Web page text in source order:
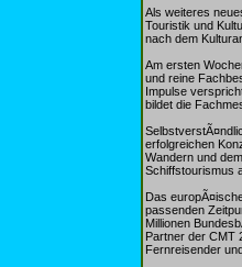
Als weiteres
Touristik und
nach dem
Am ersten
und reine
Impulse
bildet die
erfolgreichen
Wandern und
Schiffstourismus
Das
passenden
Millionen
Partner der CMT
Fernreisender